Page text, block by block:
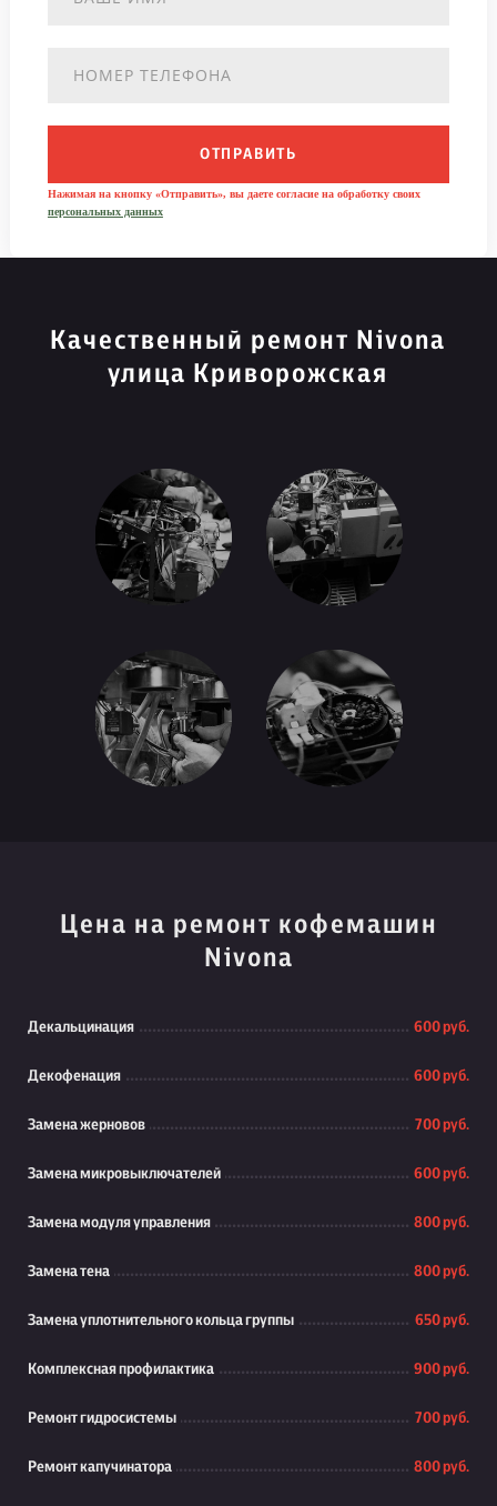
ОТПРАВИТЬ
Нажимая на кнопку «Отправить», вы даете согласие на обработку своих
персональных данных
Качественный ремонт Nivona
улица Криворожская
Цена на ремонт кофемашин
Nivona
Декальцинация 600 руб.
Декофенация 600 руб.
Замена жерновов 700 руб.
Замена микровыключателей 600 руб.
Замена модуля управления 800 руб.
Замена тена 800 руб.
Замена уплотнительного кольца группы 650 руб.
Комплексная профилактика 900 руб.
Ремонт гидросистемы 700 руб.
Ремонт капучинатора 800 руб.